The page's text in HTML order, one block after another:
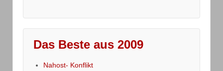
Das Beste aus 2009
Nahost- Konflikt